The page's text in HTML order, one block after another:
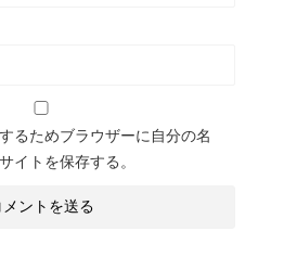
るためブラウザーに自分の名
イトを保存する。